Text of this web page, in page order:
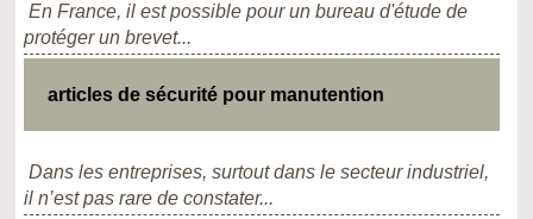
En France, il est possible pour un bureau d'étude de
protéger un brevet...
articles de sécurité pour manutention
Dans les entreprises, surtout dans le secteur industriel,
il n’est pas rare de constater...